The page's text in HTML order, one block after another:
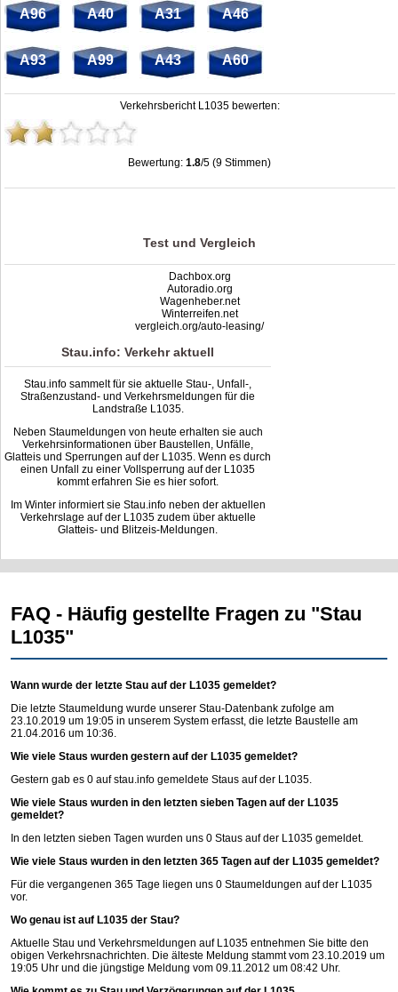
A96 A40 A31 A46
A93 A99 A43 A60
Verkehrsbericht L1035 bewerten:
Bewertung:1.8/5 (9 Stimmen)
Stau L1035: Unfälle, Sperrung & Baustellen | Staumelder L1035 ,1.8out of5
Test und Vergleich
Dachbox.org
Autoradio.org
Wagenheber.net
Winterreifen.net
vergleich.org/auto-leasing/
Stau.info: Verkehr aktuell
Stau.info sammelt für sie aktuelle Stau-, Unfall-,
Straßenzustand- und Verkehrsmeldungen für die
Landstraße L1035.
Neben Staumeldungen von heute erhalten sie auch
Verkehrsinformationen über Baustellen, Unfälle,
Glatteis und Sperrungen auf der L1035. Wenn es durch
einen Unfall zu einer Vollsperrung auf der L1035
kommt erfahren Sie es hier sofort.
Im Winter informiert sie Stau.info neben der aktuellen
Verkehrslage auf der L1035 zudem über aktuelle
Glatteis- und Blitzeis-Meldungen.
FAQ - Häufig gestellte Fragen zu "Stau
L1035"
Wann wurde der letzte Stau auf der L1035 gemeldet?
Die letzte Staumeldung wurde unserer Stau-Datenbank zufolge am
23.10.2019 um 19:05 in unserem System erfasst, die letzte Baustelle am
21.04.2016 um 10:36.
Wie viele Staus wurden gestern auf der L1035 gemeldet?
Gestern gab es 0 aufstau.info gemeldete Staus auf der L1035.
Wie viele Staus wurden in den letzten sieben Tagen auf der L1035
gemeldet?
In den letzten sieben Tagen wurden uns 0 Staus auf der L1035 gemeldet.
Wie viele Staus wurden in den letzten 365 Tagen auf der L1035 gemeldet?
Für die vergangenen 365 Tage liegen uns 0 Staumeldungen auf der L1035
vor.
Wo genau ist auf L1035 der Stau?
Aktuelle Stau und Verkehrsmeldungen auf L1035 entnehmen Sie bitte den
obigen Verkehrsnachrichten. Die älteste Meldung stammt vom 23.10.2019 um
19:05 Uhr und die jüngstige Meldung vom 09.11.2012 um 08:42 Uhr.